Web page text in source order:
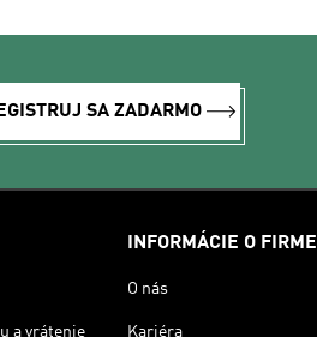
SA ZADARMO
a vrátenie
INFORMÁCIE O FIRME
O nás
Kariéra